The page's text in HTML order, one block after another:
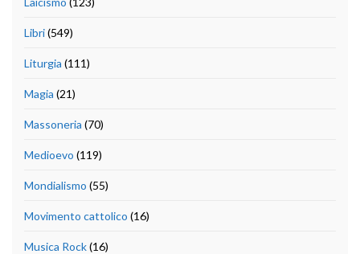
Libri(549)
Liturgia (111)
Magia (21)
Massoneria (70)
Medioevo (119)
Mondialismo (55)
Movimento cattolico (16)
Musica Rock(16)